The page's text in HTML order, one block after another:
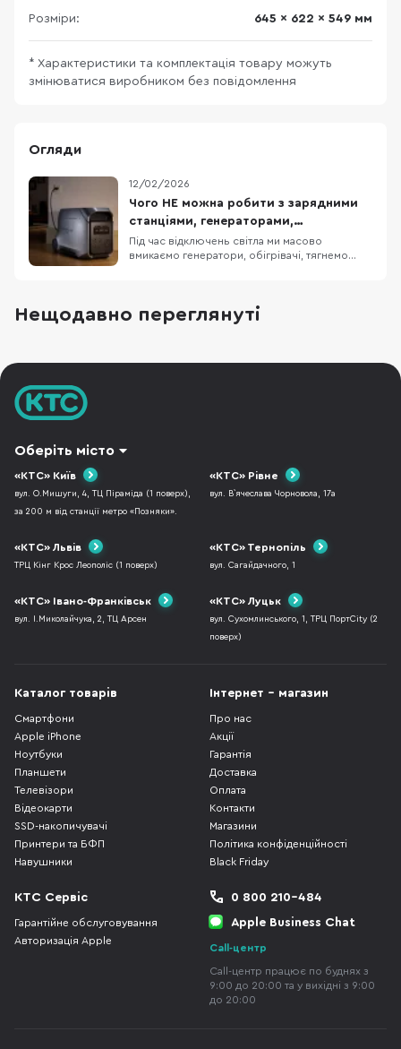
Розміри: 645 x 622 x 549 мм
* Характеристики та комплектація товару можуть
змінюватися виробником без повідомлення
Огляди
12/02/2026
Чого НЕ можна робити з зарядними
станціями, генераторами,
обігрівачами та подовжувачами?
Під час відключень світла ми масово
вмикаємо генератори, обігрівачі, тягнемо
стає джерелом отруєння CO, пожежі та
поломок. Портативні зарядні станції
Нещодавно переглянуті
Оберіть місто
«КТС» Київ
вул. О.Мишуги, 4, ТЦ Піраміда (1 поверх),
за 200 м від станції метро «Позняки».
«КТС» Рівне
вул. В`ячеслава Чорновола, 17а
«КТС» Львів
ТРЦ Кінг Крос Леополіс (1 поверх)
«КТС» Тернопіль
вул. Сагайдачного, 1
«КТС» Івано-Франківськ
вул. І.Миколайчука, 2, ТЦ Арсен
«КТС» Луцьк
вул. Сухомлинського, 1, ТРЦ ПортCity (2
поверх)
Каталог товарів
Смартфони
Apple iPhone
Ноутбуки
Планшети
Телевізори
Відеокарти
SSD-накопичувачі
Принтери та БФП
Навушники
Інтернет - магазин
Про нас
Акції
Гарантія
Доставка
Оплата
Контакти
Магазини
Політика конфіденційності
Black Friday
КТС Сервіс
Гарантійне обслуговування
Авторизація Apple
0 800 210-484
Apple Business Chat
Call-центр
Call-центр працює по буднях з
9:00 до 20:00 та у вихідні з 9:00
до 20:00